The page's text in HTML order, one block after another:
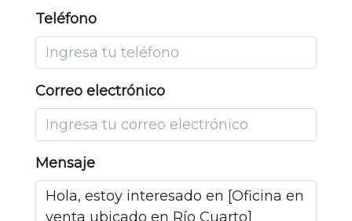
Teléfono
Correo electrónico
Mensaje